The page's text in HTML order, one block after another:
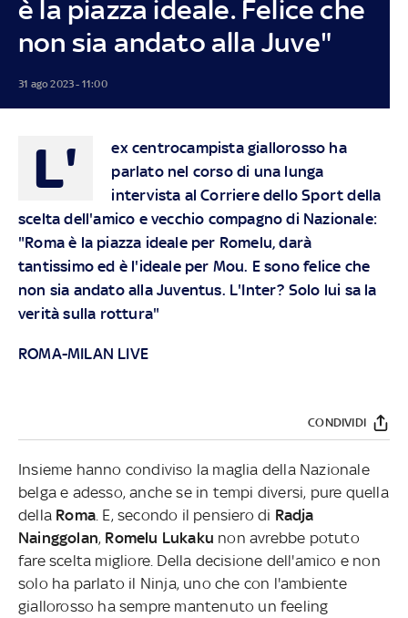
è la piazza ideale. Felice che
non sia andato alla Juve"
31 ago 2023 - 11:00
L'
ex centrocampista giallorosso ha
parlato nel corso di una lunga
intervista al Corriere dello Sport della
scelta dell'amico e vecchio compagno di Nazionale:
"Roma è la piazza ideale per Romelu, darà
tantissimo ed è l'ideale per Mou. E sono felice che
non sia andato alla Juventus. L'Inter? Solo lui sa la
verità sulla rottura"
ROMA-MILAN LIVE
CONDIVIDI
Insieme hanno condiviso la maglia della Nazionale
belga e adesso, anche se in tempi diversi, pure quella
della Roma . E, secondo il pensiero di Radja
Nainggolan, Romelu Lukaku non avrebbe potuto
fare scelta migliore. Della decisione dell'amico e non
solo ha parlato il Ninja, uno che con l'ambiente
giallorosso ha sempre mantenuto un feeling